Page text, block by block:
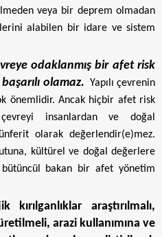
veya bir deprem olmadan
alabilen bir idare ve sistem
odaklanmış bir afet risk
olamaz. Yapılı çevrenin
önemlidir. Ancak hiçbir afet risk
insanlardan ve doğal
olarak değerlendir(e)mez.
kültürel ve doğal değerlere
bakan bir afet yönetim
araştırılmalı,
arazi kullanımına ve